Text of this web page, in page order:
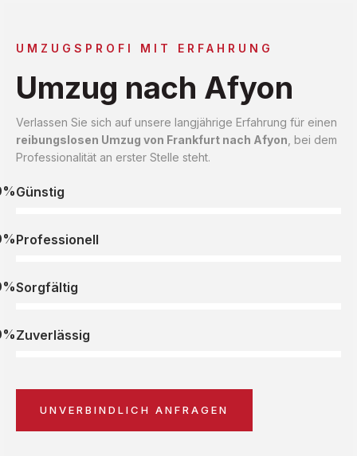
UMZUGSPROFI MIT ERFAHRUNG
Umzug nach Afyon
Verlassen Sie sich auf unsere langjährige Erfahrung für einen
reibungslosen Umzug von Frankfurt nach Afyon , bei dem
Professionalität an erster Stelle steht.
Günstig
Professionell
Sorgfältig
Zuverlässig
UNVERBINDLICH ANFRAGEN